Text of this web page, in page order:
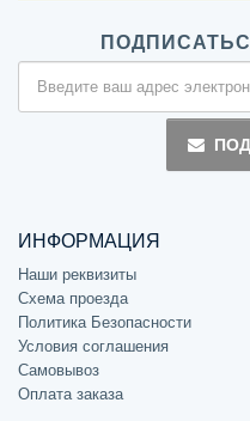
ИНФОРМАЦИЯ
Наши реквизиты
Схема проезда
Политика Безопасности
Условия соглашения
Самовывоз
Оплата заказа